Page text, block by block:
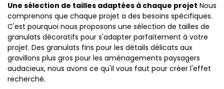
Une sélection de tailles adaptées à chaque projet Nous
comprenons que chaque projet a des besoins spécifiques.
C'est pourquoi nous proposons une sélection de tailles de
granulats décoratifs pour s'adapter parfaitement à votre
projet. Des granulats fins pour les détails délicats aux
gravillons plus gros pour les aménagements paysagers
audacieux, nous avons ce qu'il vous faut pour créer l'effet
recherché.